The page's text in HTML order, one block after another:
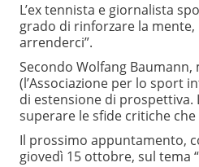
L’ex tennista e giornalista
grado di rinforzare la mente,
arrenderci”.
Secondo Wolfang
(l’Associazione per lo sport
di estensione di prospettiva.
superare le sfide critiche
Il prossimo appuntamento,
giovedì 15 ottobre, sul tema